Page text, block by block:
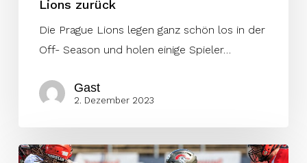
Lions zurück
Die Prague Lions legen ganz schön los in der
Off- Season und holen einige Spieler…
Gast
2. Dezember 2023
Centurions